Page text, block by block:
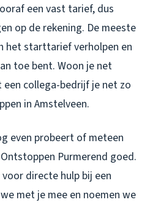
een vast tarief, dus
op de rekening. De meeste
het starttarief verholpen en
toe bent. Woon je net
collega-bedrijf je net zo
in Amstelveen.
even probeert of meteen
Purmerend goed.
voor directe hulp bij een
met je mee en noemen we